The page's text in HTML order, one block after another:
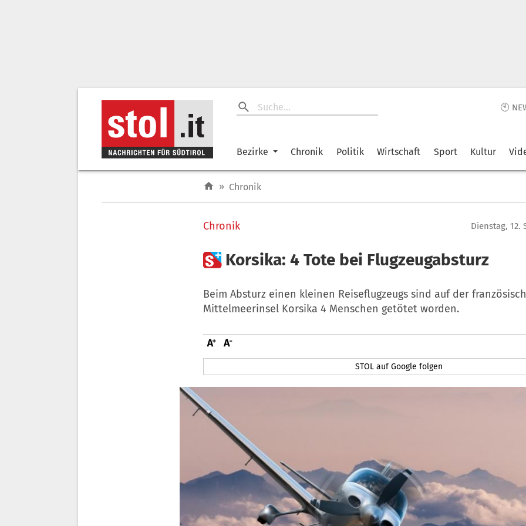
🕙
Bezirke Chronik Politik Wirtschaft Sport Kultur
» Chronik
Chronik Dienstag, 12.
 Korsika: 4 Tote bei Flugzeugabsturz
Beim Absturz einen kleinen Reiseflugzeugs sind auf der
Mittelmeerinsel Korsika 4 Menschen getötet worden.
STOL auf Google folgen